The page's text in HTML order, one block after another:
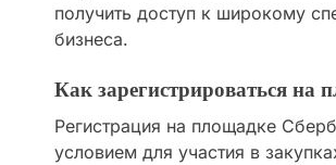
получить доступ к широкому
бизнеса.
Как зарегистрироваться на
Регистрация на площадке
условием для участия в